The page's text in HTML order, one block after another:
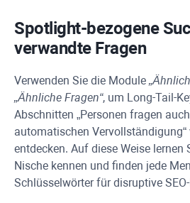
Spotlight-bezogene
verwandte Fragen
Verwenden Sie die Module
„Ähnliche Fragen“, um Long-Tail-
Abschnitten „Personen fragen
automatischen Vervollständigung“
entdecken. Auf diese Weise lernen
Nische kennen und finden jede
Schlüsselwörter für disruptive